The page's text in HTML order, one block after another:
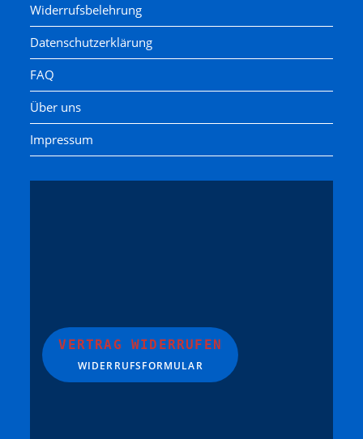
Widerrufsbelehrung
Datenschutzerklärung
FAQ
Über uns
Impressum
VERTRAG WIDERRUFEN
WIDERRUFSFORMULAR